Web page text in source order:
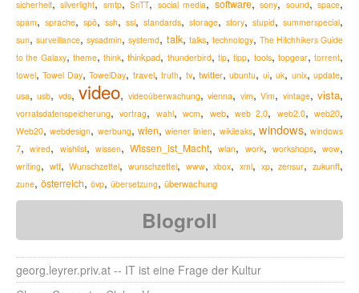
sicherheit,silverlight, smtp,SnTT, social media, software,sony, sound,space,
spam, sprache, spö, ssh, ssl, standards, storage, story, stupid, summerspecial,
sun,surveillance,sysadmin,systemd, talk, talks, technology, The Hitchhikers Guide
to the Galaxy, theme,think,thinkpad, thunderbird, tip,tipp, tools, topgear,torrent,
towel,Towel Day,TowelDay, travel,truth, tv, twitter,ubuntu, ui,uk, unix,update,
usa,usb, vds,video, videoüberwachung,vienna, vim,Vim, vintage,vista,
vorratsdatenspeicherung,vortrag, wahl,wcm, web, web 2.0, web2.0, web20,
Web20,webdesign, werbung, wien, wiener linien, wikileaks, windows, windows
7,wired, wishlist, wissen, Wissen_ist_Macht,wlan, work, workshops, wow,
writing, wtf,Wunschzettel,wunschzettel, www,xbox,xml, xp,zensur,zukunft,
zune, österreich, övp, übersetzung, überwachung
Blogroll
georg.leyrer.priv.at -- IT ist eine Frage der Kultur